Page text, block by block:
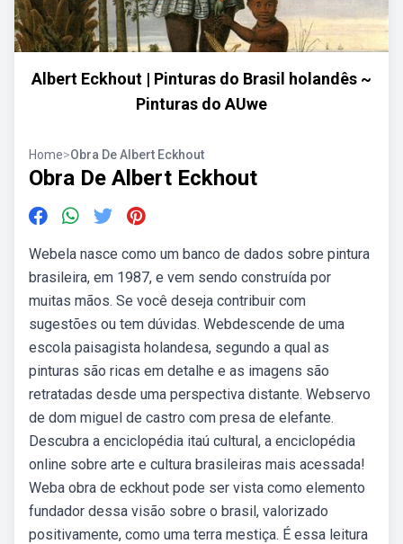
Albert Eckhout | Pinturas do Brasil holandês ~
Pinturas do AUwe
Home>Obra De Albert Eckhout
Obra De Albert Eckhout
Webela nasce como um banco de dados sobre pintura
brasileira, em 1987, e vem sendo construída por
muitas mãos. Se você deseja contribuir com
sugestões ou tem dúvidas. Webdescende de uma
escola paisagista holandesa, segundo a qual as
pinturas são ricas em detalhe e as imagens são
retratadas desde uma perspectiva distante. Webservo
de dom miguel de castro com presa de elefante.
Descubra a enciclopédia itaú cultural, a enciclopédia
online sobre arte e cultura brasileiras mais acessada!
Weba obra de eckhout pode ser vista como elemento
fundador dessa visão sobre o brasil, valorizado
positivamente, como uma terra mestiça. É essa leitura